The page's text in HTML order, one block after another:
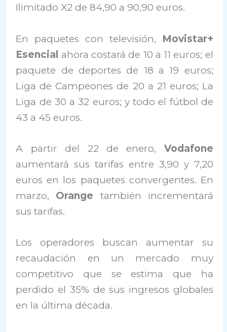
Ilimitado X2 de 84,90 a 90,90 euros.
En paquetes con televisión, Movistar+
Esencial ahora costará de 10 a 11 euros; el
paquete de deportes de 18 a 19 euros;
Liga de Campeones de 20 a 21 euros; La
Liga de 30 a 32 euros; y todo el fútbol de
43 a 45 euros.
A partir del 22 de enero, Vodafone
aumentará sus tarifas entre 3,90 y 7,20
euros en los paquetes convergentes. En
marzo, Orange también incrementará
sus tarifas.
Los operadores buscan aumentar su
recaudación en un mercado muy
competitivo que se estima que ha
perdido el 35% de sus ingresos globales
en la última década.